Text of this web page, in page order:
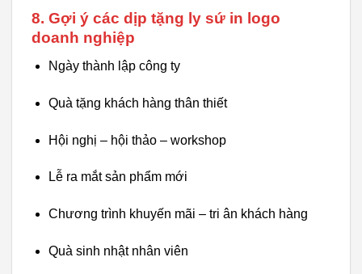
8. Gợi ý các dịp tặng ly sứ in logo
doanh nghiệp
Ngày thành lập công ty
Quà tặng khách hàng thân thiết
Hội nghị – hội thảo – workshop
Lễ ra mắt sản phẩm mới
Chương trình khuyến mãi – tri ân khách hàng
Quà sinh nhật nhân viên